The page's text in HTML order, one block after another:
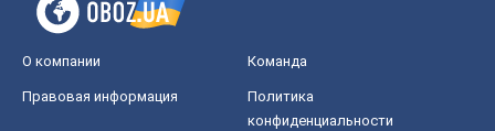
О компании Команда
Правовая информация
Политика
конфиденциальности